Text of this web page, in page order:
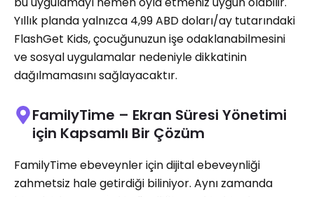
Yıllık planda yalnızca 4,99 ABD doları/ay tutarındaki
FlashGet Kids, çocuğunuzun işe odaklanabilmesini
ve sosyal uygulamalar nedeniyle dikkatinin
dağılmamasını sağlayacaktır.
FamilyTime – Ekran Süresi Yönetimi
için Kapsamlı Bir Çözüm
FamilyTime ebeveynler için dijital ebeveynliği
zahmetsiz hale getirdiği biliniyor. Aynı zamanda